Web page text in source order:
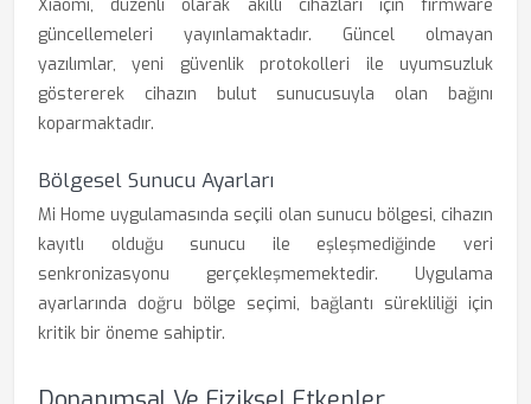
Xiaomi, düzenli olarak akıllı cihazları için firmware
güncellemeleri yayınlamaktadır. Güncel olmayan
yazılımlar, yeni güvenlik protokolleri ile uyumsuzluk
göstererek cihazın bulut sunucusuyla olan bağını
koparmaktadır.
Bölgesel Sunucu Ayarları
Mi Home uygulamasında seçili olan sunucu bölgesi, cihazın
kayıtlı olduğu sunucu ile eşleşmediğinde veri
senkronizasyonu gerçekleşmemektedir. Uygulama
ayarlarında doğru bölge seçimi, bağlantı sürekliliği için
kritik bir öneme sahiptir.